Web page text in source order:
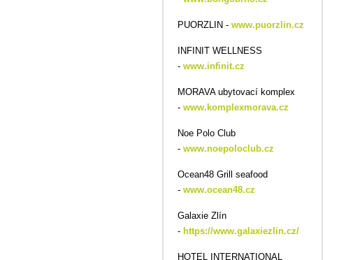
PUORZLIN - www.puorzlin.cz
INFINIT WELLNESS
- www.infinit.cz
MORAVA ubytovací komplex
- www.komplexmorava.cz
Noe Polo Club
- www.noepoloclub.cz
Ocean48 Grill seafood
- www.ocean48.cz
Galaxie Zlín
- https://www.galaxiezlin.cz/
HOTEL INTERNATIONAL